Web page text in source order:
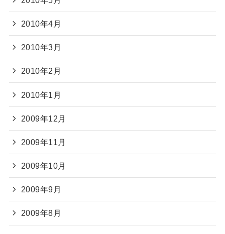
2010年4月
2010年3月
2010年2月
2010年1月
2009年12月
2009年11月
2009年10月
2009年9月
2009年8月